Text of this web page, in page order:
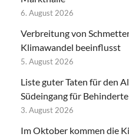
6. August 2026
Verbreitung von
Klimawandel beeinflusst
5. August 2026
Liste guter Taten für den
Südeingang für
3. August 2026
Im Oktober kommen die